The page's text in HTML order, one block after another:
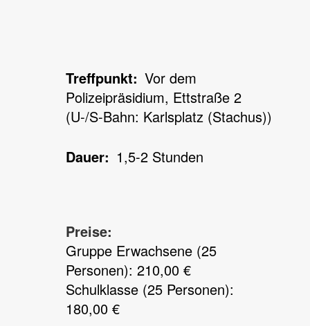
Treffpunkt
Vor dem
Polizeipräsidium, Ettstraße 2
(U-/S-Bahn: Karlsplatz (Stachus))
Dauer
1,5-2 Stunden
Preise:
Gruppe Erwachsene (25
Personen): 210,00 €
Schulklasse (25 Personen):
180,00 €